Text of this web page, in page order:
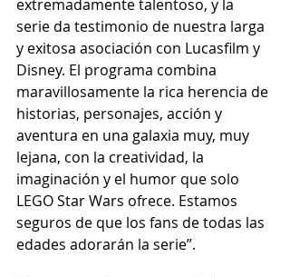
extremadamente talentoso, y la
serie da testimonio de nuestra larga
y exitosa asociación con Lucasfilm y
Disney. El programa combina
maravillosamente la rica herencia de
historias, personajes, acción y
aventura en una galaxia muy, muy
lejana, con la creatividad, la
imaginación y el humor que solo
LEGO Star Wars ofrece. Estamos
seguros de que los fans de todas las
edades adorarán la serie”.